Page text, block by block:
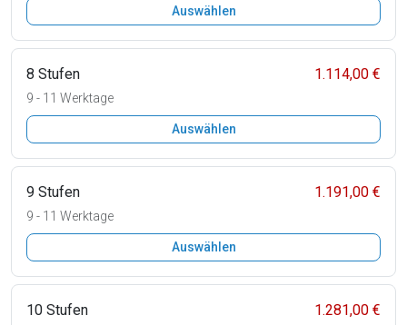
Auswählen
8 Stufen 1.114,00 €
9 - 11 Werktage
Auswählen
9 Stufen 1.191,00 €
9 - 11 Werktage
Auswählen
10 Stufen 1.281,00 €